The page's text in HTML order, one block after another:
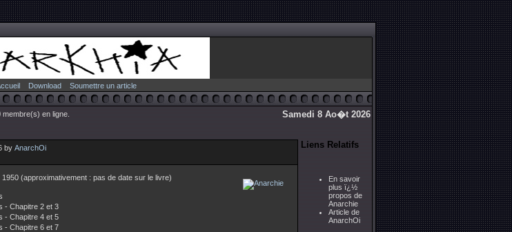
Download Soumettre un article
en ligne. Samedi 8 Ao�t 2026
by AnarchOi
, 1950 (approximativement : pas de date sur le livre)
- Chapitre 2 et 3
- Chapitre 4 et 5
- Chapitre 6 et 7
Liens Relatifs
En savoir
plus ï¿½
propos de
Anarchie
Article de
AnarchOi